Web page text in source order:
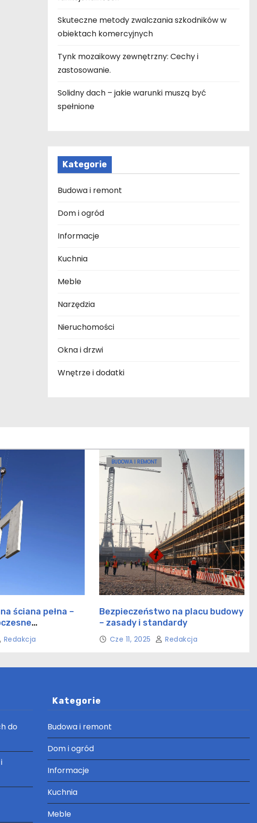
Skuteczne metody zwalczania szkodników w
obiektach komercyjnych
Tynk mozaikowy zewnętrzny: Cechy i
zastosowanie.
Solidny dach – jakie warunki muszą być
spełnione
Kategorie
Budowa i remont
Dom i ogród
Informacje
Kuchnia
Meble
Narzędzia
Nieruchomości
Okna i drzwi
Wnętrze i dodatki
ściana pełna –
Redakcja
BUDOWA I REMONT
Bezpieczeństwo na placu budowy
– zasady i standardy
Cze 11, 2025 Redakcja
do
Kategorie
Budowa i remont
Dom i ogród
Informacje
Kuchnia
Meble